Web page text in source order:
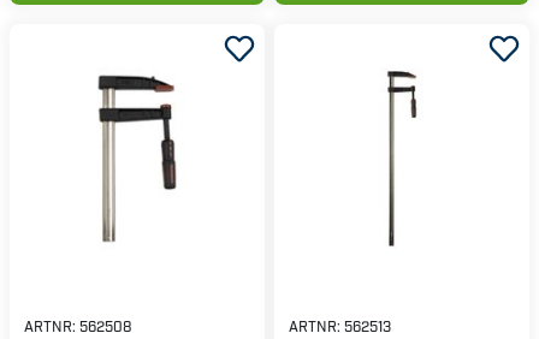
ARTNR: 562508 ARTNR: 562513